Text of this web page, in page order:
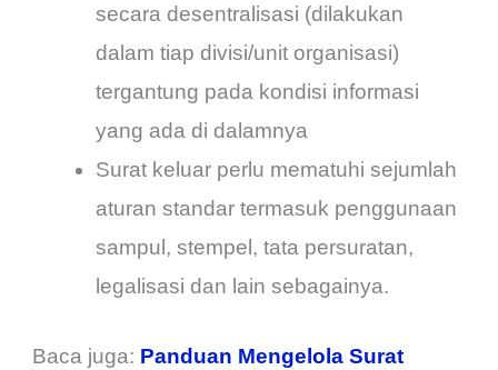
secara desentralisasi (dilakukan
dalam tiap divisi/unit organisasi)
tergantung pada kondisi informasi
yang ada di dalamnya
Surat keluar perlu mematuhi sejumlah
aturan standar termasuk penggunaan
sampul, stempel, tata persuratan,
legalisasi dan lain sebagainya.
Baca juga: Panduan Mengelola Surat